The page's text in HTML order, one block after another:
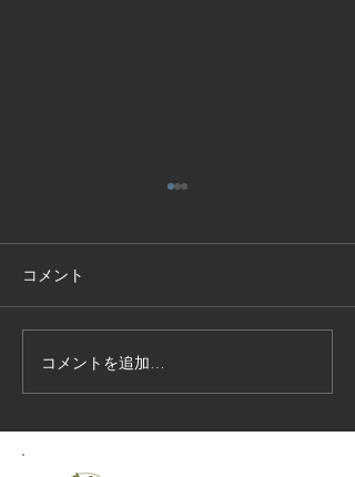
技能実習生１２名入国-フ
ィリピン、ベトナム
コメント
コメントを追加…